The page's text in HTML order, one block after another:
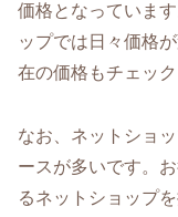
価格となっていま
ップでは日々価格
在の価格もチェック
なお、ネットショ
ースが多いです。
るネットショップ